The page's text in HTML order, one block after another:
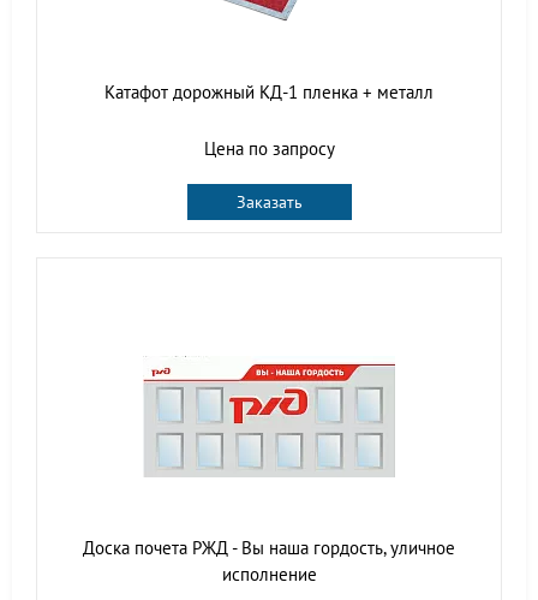
Катафот дорожный КД-1 пленка + металл
Цена по запросу
Заказать
Доска почета РЖД - Вы наша гордость, уличное
исполнение